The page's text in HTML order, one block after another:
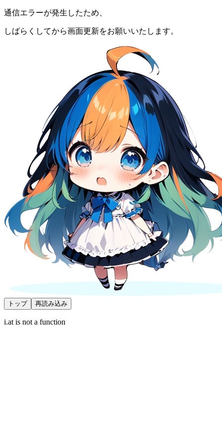
通信エラーが発生したため、
しばらくしてから画面更新をお願いいたします。
トップ 再読み込み
i.at is not a function